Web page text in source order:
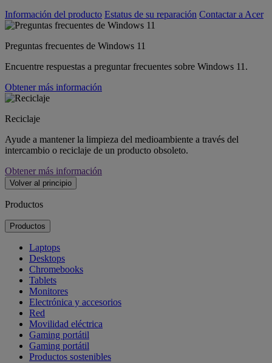
Información del producto Estatus de su reparación Contactar a Acer
Preguntas frecuentes de Windows 11
Encuentre respuestas a preguntar frecuentes sobre Windows 11.
Obtener más información
Reciclaje
Ayude a mantener la limpieza del medioambiente a través del
intercambio o reciclaje de un producto obsoleto.
Obtener más información
Volver al principio
Productos
Productos
Laptops
Desktops
Chromebooks
Tablets
Monitores
Electrónica y accesorios
Red
Movilidad eléctrica
Gaming portátil
Gaming portátil
Productos sostenibles